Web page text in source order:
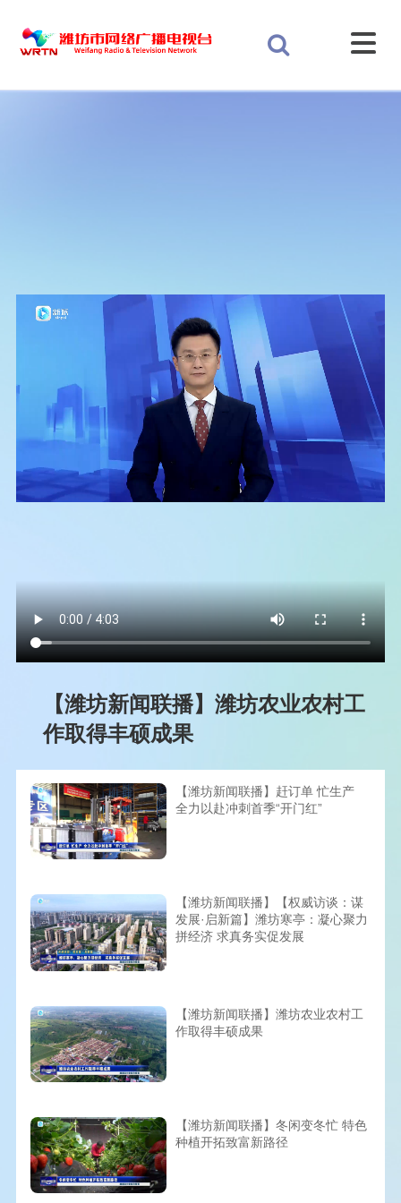
【潍坊新闻联播】潍坊农业农村工
作取得丰硕成果
【潍坊新闻联播】赶订单 忙生产
全力以赴冲刺首季“开门红”
【潍坊新闻联播】【权威访谈：谋
发展·启新篇】潍坊寒亭：凝心聚力
拼经济 求真务实促发展
【潍坊新闻联播】潍坊农业农村工
作取得丰硕成果
【潍坊新闻联播】冬闲变冬忙 特色
种植开拓致富新路径